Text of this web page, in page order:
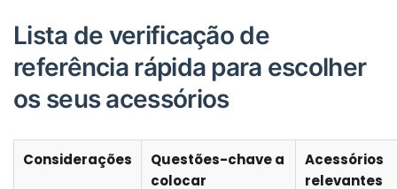
Lista de verificação de
referência rápida para escolher
os seus acessórios
Considerações
Questões-chave a
colocar
Acessórios
relevantes